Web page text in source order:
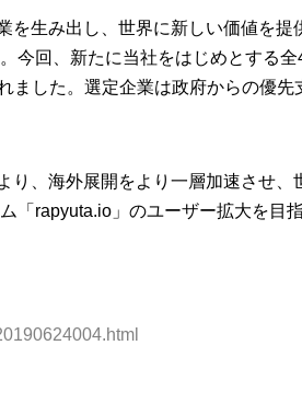
を生み出し、世界に新しい価値を提
今回、新たに当社をはじめとする全
ました。選定企業は政府からの優先
り、海外展開をより⼀層加速させ、
「rapyuta.io」のユーザー拡⼤を⽬